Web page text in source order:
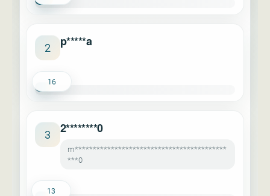
2 p*****a
16
3 2********0
m******************************************
***0
13